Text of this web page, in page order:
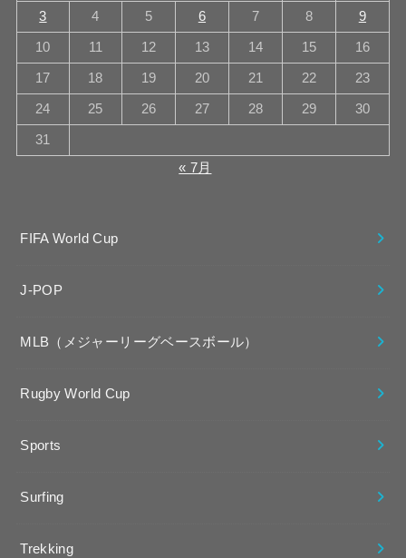
3 4 5 6 7 8 9
10 11 12 13 14 15 16
17 18 19 20 21 22 23
24 25 26 27 28 29 30
31
« 7月
FIFA World Cup
J-POP
MLB（メジャーリーグベースボール）
Rugby World Cup
Sports
Surfing
Trekking